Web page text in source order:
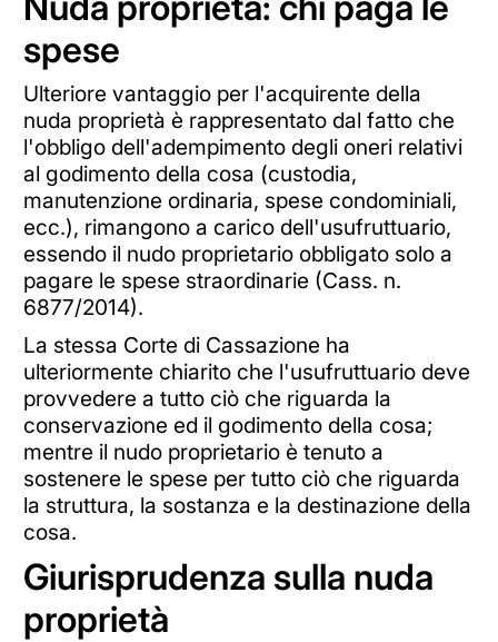
spese
Ulteriore vantaggio per l'acquirente della
nuda proprietà è rappresentato dal fatto che
l'obbligo dell'adempimento degli oneri relativi
al godimento della cosa (custodia,
manutenzione ordinaria, spese condominiali,
ecc.), rimangono a carico dell'usufruttuario,
essendo il nudo proprietario obbligato solo a
pagare le spese straordinarie (Cass. n.
6877/2014).
La stessa Corte di Cassazione ha
ulteriormente chiarito che l'usufruttuario deve
provvedere a tutto ciò che riguarda la
conservazione ed il godimento della cosa;
mentre il nudo proprietario è tenuto a
sostenere le spese per tutto ciò che riguarda
la struttura, la sostanza e la destinazione della
cosa.
Giurisprudenza sulla nuda
proprietà